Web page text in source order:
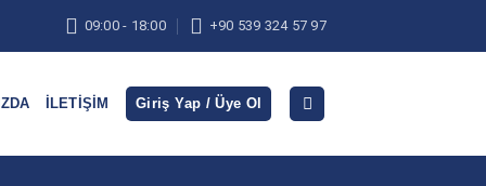
09:00 - 18:00 +90 539 324 57 97
İLETIŞIM Giriş Yap / Üye Ol